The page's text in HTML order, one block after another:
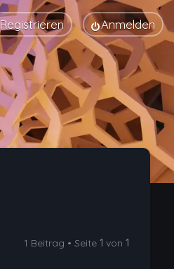
Anmelden
Registrieren
1 Beitrag • Seite1 von1